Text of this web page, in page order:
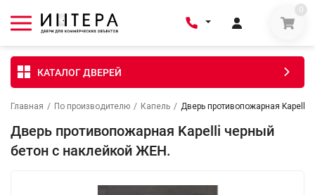
0
КАТАЛОГ ДВЕРЕЙ
Главная / По производителю / Капель / Дверь противопожарная Kapelli
Дверь противопожарная Kapelli черный
бетон с наклейкой ЖЕН.